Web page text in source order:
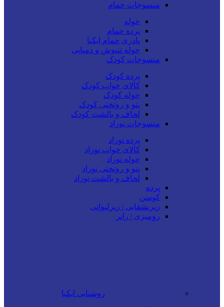
منسوجات حمام
حوله
پرده حمام
پادری حمام ایکیا
حوله تنپوش و دمپایی
منسوجات کودک
پرده کودک
کالای خواب کودک
حوله کودک
پتو و روتختی کودک
لحاف و بالشت کودک
منسوجات نوزاد
پرده نوزاد
کالای خواب نوزاد
حوله نوزاد
پتو و روتختی نوزاد
لحاف و بالشت نوزاد
پرده
کوسن
زیربشقابی | زیرلیوانی
رومیزی | رانر
روشنایی ایکیا